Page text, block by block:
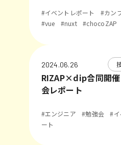
#イベントレポート
#カン
#vue
#nuxt #chocoZAP
2024.06.26
RIZAP×dip合同開
会レポート
#エンジニア #勉強会
#イ
ート